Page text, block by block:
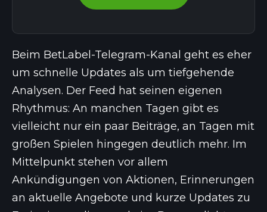
Beim BetLabel-Telegram-Kanal geht es eher
um schnelle Updates als um tiefgehende
Analysen. Der Feed hat seinen eigenen
Rhythmus: An manchen Tagen gibt es
vielleicht nur ein paar Beiträge, an Tagen mit
großen Spielen hingegen deutlich mehr. Im
Mittelpunkt stehen vor allem
Ankündigungen von Aktionen, Erinnerungen
an aktuelle Angebote und kurze Updates zu